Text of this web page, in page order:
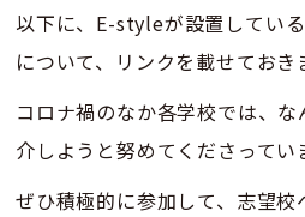
以下に、E-styleが設置してい
について、リンクを載せておき
コロナ禍のなか各学校では、
介しようと努めてくださってい
ぜひ積極的に参加して、志望